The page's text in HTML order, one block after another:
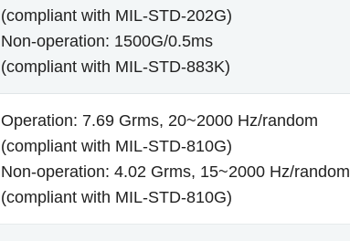
(compliant with MIL-STD-202G)
Non-operation: 1500G/0.5ms
(compliant with MIL-STD-883K)
Operation: 7.69 Grms, 20~2000 Hz/random
(compliant with MIL-STD-810G)
Non-operation: 4.02 Grms, 15~2000 Hz/random
(compliant with MIL-STD-810G)